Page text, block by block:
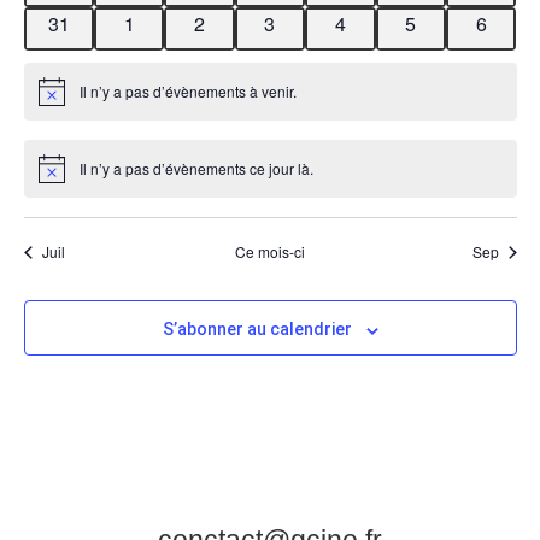
0 évènements
31 0 évènements
1 0 évènements
2 0 évènements
3 0 évènements
4 0 évènements
5 0
6
Notice Il n’y a pas d’évènements à venir.
Notice Il n’y a pas d’évènements ce jour là.
Juil Ce mois-ci Sep
S’abonner au calendrier